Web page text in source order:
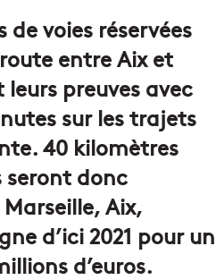
de voies réservées
entre Aix et
preuves avec
sur les trajets
40 kilomètres
seront donc
Aix,
d’ici 2021 pour un
d’euros.